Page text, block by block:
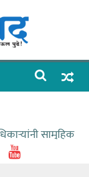
सामुहिक